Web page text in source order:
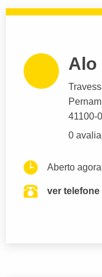
Alo
41100-
0
Aberto agora
ver telefone